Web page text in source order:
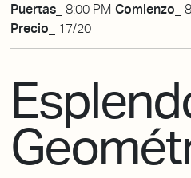
Puertas_ 8:00 PM Comienzo_
Precio_
17/20